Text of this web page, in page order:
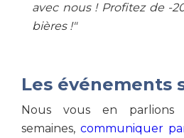
avec nous ! Profitez de -
bières !"
Les événements
Nous vous en
semaines, communiquer